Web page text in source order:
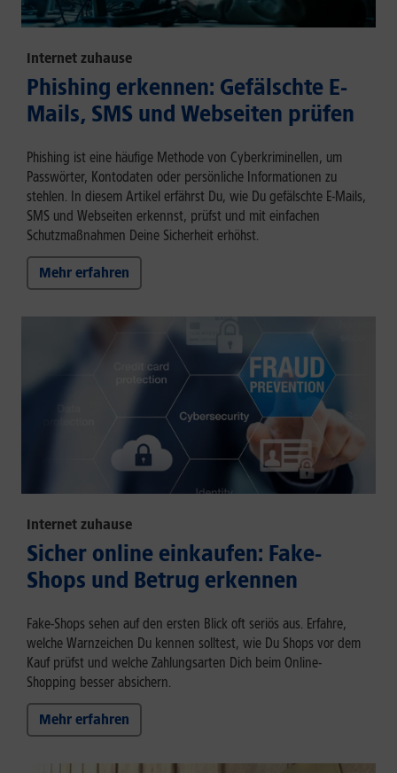
Internet zuhause
Phishing erkennen: Gefälschte E-
Mails, SMS und Webseiten prüfen
Phishing ist eine häufige Methode von Cyberkriminellen, um
Passwörter, Kontodaten oder persönliche Informationen zu
stehlen. In diesem Artikel erfährst Du, wie Du gefälschte E-Mails,
SMS und Webseiten erkennst, prüfst und mit einfachen
Schutzmaßnahmen Deine Sicherheit erhöhst.
Mehr erfahren
Internet zuhause
Sicher online einkaufen: Fake-
Shops und Betrug erkennen
Fake-Shops sehen auf den ersten Blick oft seriös aus. Erfahre,
welche Warnzeichen Du kennen solltest, wie Du Shops vor dem
Kauf prüfst und welche Zahlungsarten Dich beim Online-
Shopping besser absichern.
Mehr erfahren